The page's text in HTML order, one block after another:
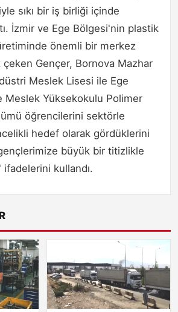
sıkı bir iş birliği içinde
İzmir ve Ege Bölgesi'nin plastik
önemli bir merkez
Gençer, Bornova Mazhar
Meslek Lisesi ile Ege
Meslek Yüksekokulu Polimer
öğrencilerini sektörle
hedef olarak gördüklerini
büyük bir titizlikle
ifadelerini kullandı.